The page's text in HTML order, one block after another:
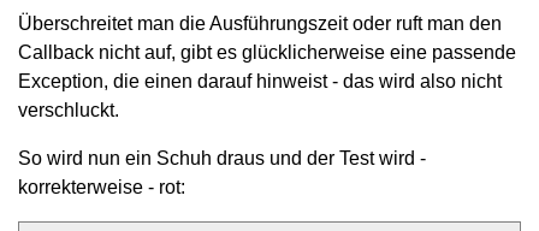
Überschreitet man die Ausführungszeit oder ruft man den
Callback nicht auf, gibt es glücklicherweise eine passende
Exception, die einen darauf hinweist - das wird also nicht
verschluckt.
So wird nun ein Schuh draus und der Test wird -
korrekterweise - rot: